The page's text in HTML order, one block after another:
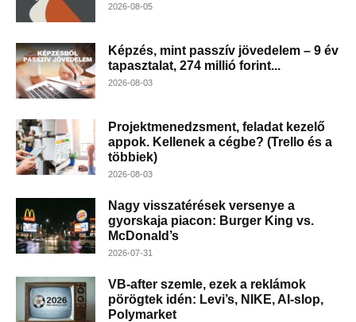
2026-08-05
Képzés, mint passzív jövedelem – 9 év
tapasztalat, 274 millió forint...
2026-08-03
Projektmenedzsment, feladat kezelő
appok. Kellenek a cégbe? (Trello és a
többiek)
2026-08-03
Nagy visszatérések versenye a
gyorskaja piacon: Burger King vs.
McDonald’s
2026-07-31
VB-after szemle, ezek a reklámok
pörögtek idén: Levi’s, NIKE, AI-slop,
Polymarket